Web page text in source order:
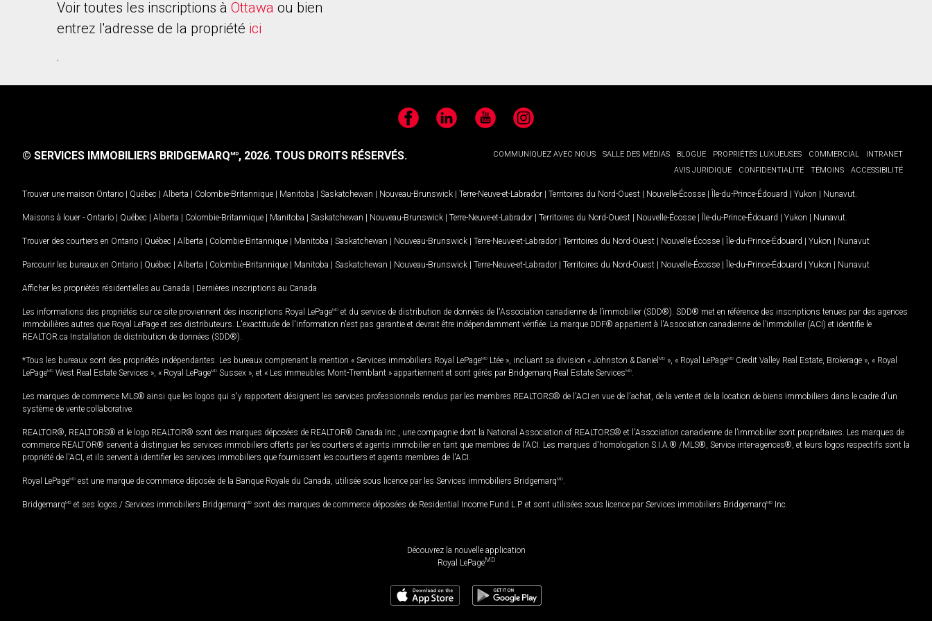
Voir toutes les inscriptions à Ottawa ou bien
entrez l'adresse de la propriété ici
.
FacebookLinkedIn YouTubeInstagram
COMMUNIQUEZ AVEC NOUS SALLE DES MÉDIAS BLOGUE PROPRIÉTÉS LUXUEUSES COMMERCIAL
INTRANET
AVIS JURIDIQUE
CONFIDENTIALITÉ TÉMOINS ACCESSIBILITÉ
© SERVICES IMMOBILIERS BRIDGEMARQMD, 2026. TOUS DROITS RÉSERVÉS.
Trouver une maison Ontario | Québec | Alberta | Colombie-Britannique | Manitoba | Saskatchewan | Nouveau-Brunswick | Terre-Neuve-et-Labrador | Territoires du Nord-Ouest | Nouvelle-Écosse | Île-du-Prince-Édouard | Yukon | Nunavut
Maisons à louer - Ontario | Québec | Alberta | Colombie-Britannique | Manitoba | Saskatchewan | Nouveau-Brunswick | Terre-Neuve-et-Labrador | Territoires du Nord-Ouest | Nouvelle-Écosse | Île-du-Prince-Édouard | Yukon | Nunavut
Trouver des courtiers en Ontario | Québec | Alberta | Colombie-Britannique | Manitoba | Saskatchewan | Nouveau-Brunswick | Terre-Neuve-et-Labrador | Territoires du Nord-Ouest | Nouvelle-Écosse | Île-du-Prince-Édouard | Yukon | Nunavut
Parcourir les bureaux en Ontario | Québec | Alberta | Colombie-Britannique | Manitoba | Saskatchewan | Nouveau-Brunswick | Terre-Neuve-et-Labrador | Territoires du Nord-Ouest | Nouvelle-Écosse | Île-du-Prince-Édouard | Yukon | Nunavut
Afficher les propriétés résidentielles au Canada | Dernières inscriptions au Canada
Les informations des propriétés sur ce site proviennent des inscriptions Royal LePageMD et du service de distribution de données de l'Association canadienne de l’immobilier (SDD®). SDD® met en référence des inscriptions tenues par des agences
immobilières autres que Royal LePage et ses distributeurs. L'exactitude de l'information n'est pas garantie et devrait être indépendamment vérifiée. La marque DDF® appartient à l'Association canadienne de l’immobilier (ACI) et identifie le
REALTOR.ca Installation de distribution de données (SDD®).
*Tous les bureaux sont des propriétés indépendantes. Les bureaux comprenant la mention « Services immobiliers Royal LePageMD Ltée », incluant sa division « Johnston & Daniel MD », « Royal LePageMD Credit Valley Real Estate, Brokerage », « Royal
LePageMD West Real Estate Services », « Royal LePageMD Sussex », et « Les immeubles Mont-Tremblant » appartiennent et sont gérés par Bridgemarq Real Estate ServicesMD
Les marques de commerce MLS® ainsi que les logos qui s'y rapportent désignent les services professionnels rendus par les membres REALTORS® de l'ACI en vue de l'achat, de la vente et de la location de biens immobiliers dans le cadre d'un
système de vente collaborative.
REALTOR®, REALTORS® et le logo REALTOR® sont des marques déposées de REALTOR® Canada Inc., une compagnie dont la National Association of REALTORS® et l'Association canadienne de l’immobilier sont propriétaires. Les marques de
commerce REALTOR® servent à distinguer les services immobiliers offerts par les courtiers et agents immobilier en tant que membres de l'ACI. Les marques d'homologation S.I.A.® /MLS®, Service inter-agences®, et leurs logos respectifs sont la
propriété de l'ACI, et ils servent à identifier les services immobiliers que fournissent les courtiers et agents membres de l'ACI.
Royal LePageMD est une marque de commerce déposée de la Banque Royale du Canada, utilisée sous licence par les Services immobiliers BridgemarqMD
BridgemarqMD et ses logos / Services immobiliers BridgemarqMD sont des marques de commerce déposées de Residential Income Fund L.P. et sont utilisées sous licence par Services immobiliers BridgemarqMD Inc.
Découvrez la nouvelle application
Royal LePageMD